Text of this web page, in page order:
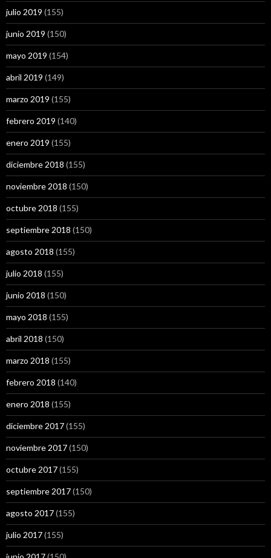
julio 2019 (155)
junio 2019 (150)
mayo 2019 (154)
abril 2019 (149)
marzo 2019 (155)
febrero 2019 (140)
enero 2019 (155)
diciembre 2018 (155)
noviembre 2018 (150)
octubre 2018 (155)
septiembre 2018 (150)
agosto 2018 (155)
julio 2018 (155)
junio 2018 (150)
mayo 2018 (155)
abril 2018 (150)
marzo 2018 (155)
febrero 2018 (140)
enero 2018 (155)
diciembre 2017(155)
noviembre 2017(150)
octubre 2017(155)
septiembre 2017(150)
agosto 2017(155)
julio 2017(155)